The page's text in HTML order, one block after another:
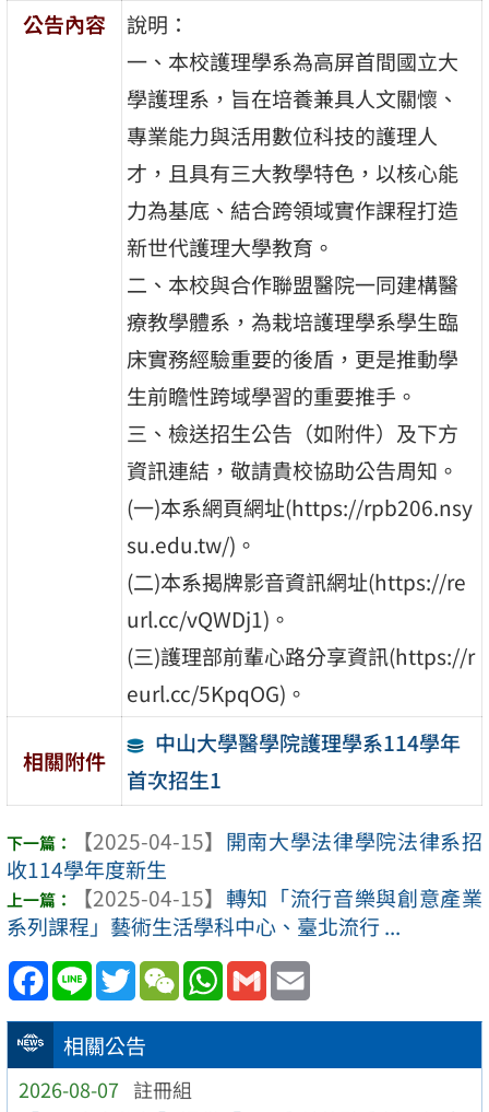
相關公告
2026-08-07 註冊組
公告內容
說明：
一、本校護理學系為高屏首間國立大
學護理系，旨在培養兼具人文關懷、
專業能力與活用數位科技的護理人
才，且具有三大教學特色，以核心能
力為基底、結合跨領域實作課程打造
新世代護理大學教育。
二、本校與合作聯盟醫院一同建構醫
療教學體系，為栽培護理學系學生臨
床實務經驗重要的後盾，更是推動學
生前瞻性跨域學習的重要推手。
三、檢送招生公告（如附件）及下方
資訊連結，敬請貴校協助公告周知。
(一)本系網頁網址(https://rpb206.nsy
su.edu.tw/)。
(二)本系揭牌影音資訊網址(https://re
url.cc/vQWDj1)。
(三)護理部前輩心路分享資訊(https://r
eurl.cc/5KpqOG)。
相關附件
中山大學醫學院護理學系114學年
首次招生1
【2025-04-15】 開南大學法律學院法律系招
收114學年度新生
【2025-04-15】 轉知「流行音樂與創意產業
系列課程」藝術生活學科中心、臺北流行 ...
Facebook
Line TwitterWeChatWhatsApp
Gmail